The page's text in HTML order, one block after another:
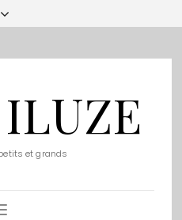
et grands